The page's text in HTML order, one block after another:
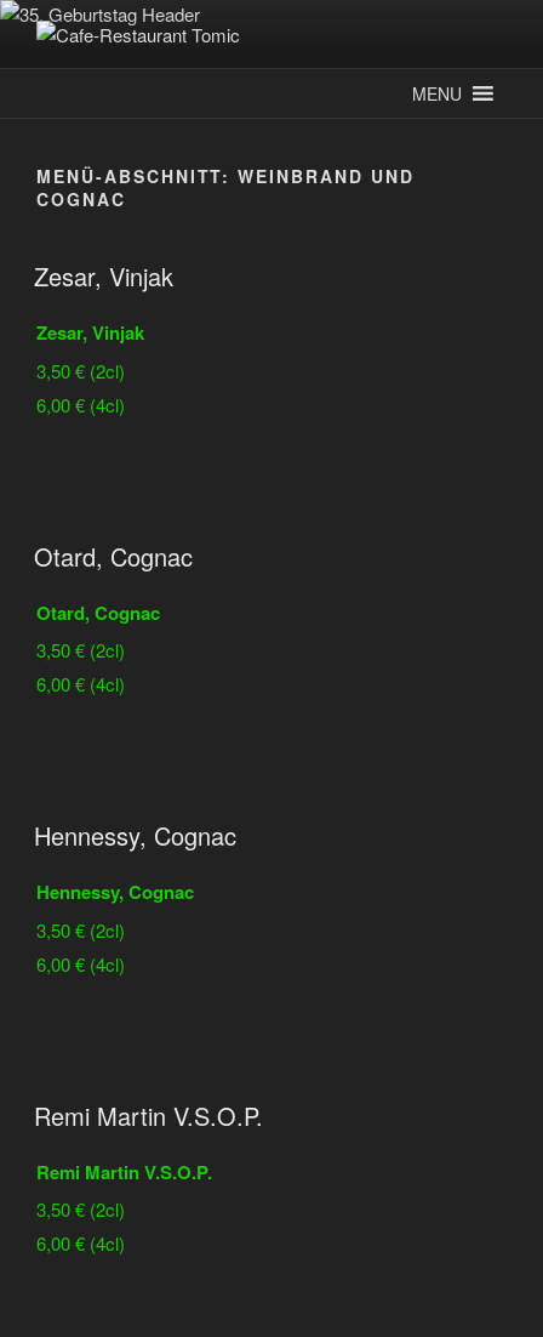
Zum
Inhalt
springenCAFE-RESTAURANT TOMIC
Deutsch-Kroatisches Spezialitätenrestaurant
MENU
MENÜ-ABSCHNITT:WEINBRAND UND
COGNAC
Zesar, Vinjak
Zesar, Vinjak
3,50 € (2cl)
6,00 € (4cl)
Otard, Cognac
Otard, Cognac
3,50 € (2cl)
6,00 € (4cl)
Hennessy, Cognac
Hennessy, Cognac
3,50 € (2cl)
6,00 € (4cl)
Remi Martin V.S.O.P.
Remi Martin V.S.O.P.
3,50 € (2cl)
6,00 € (4cl)